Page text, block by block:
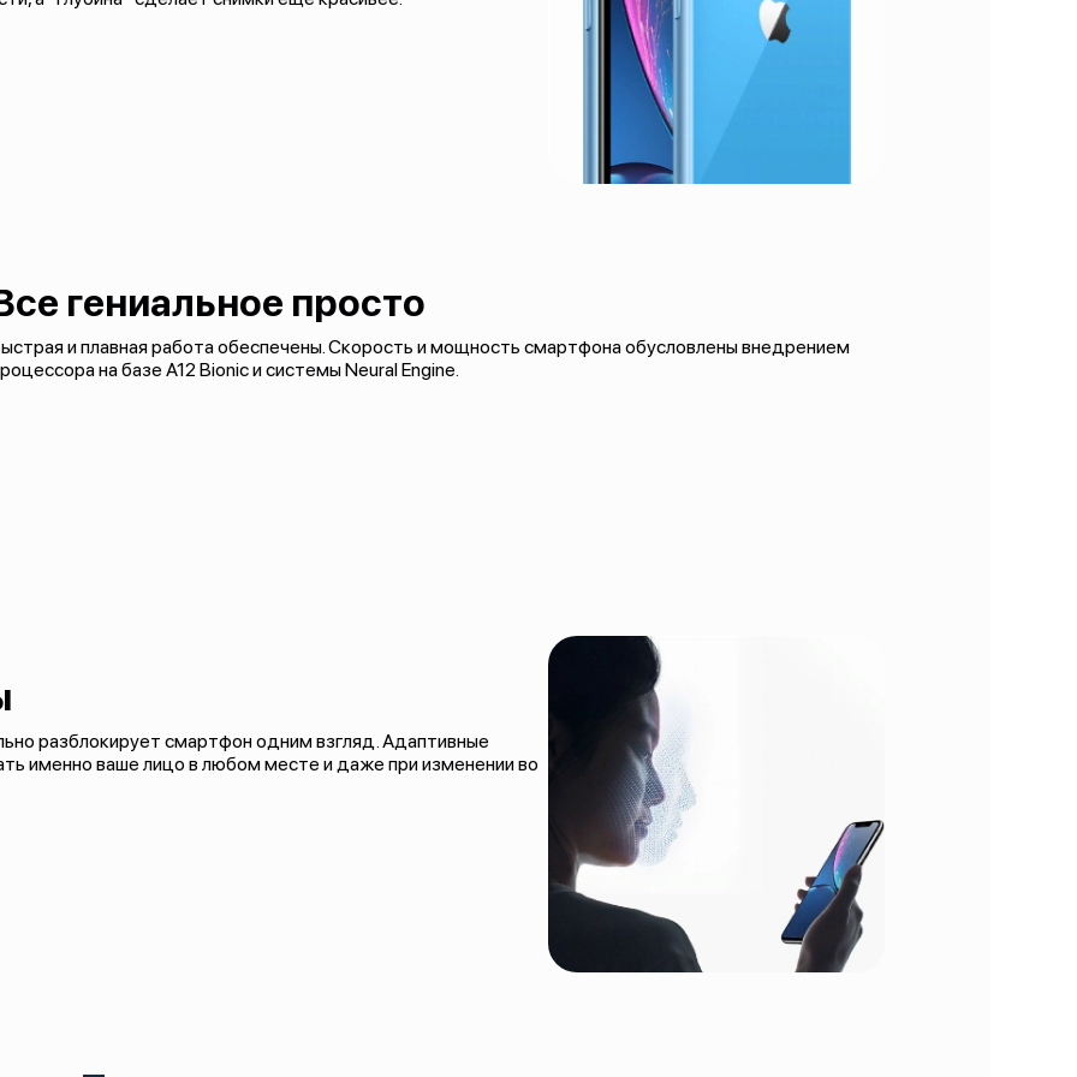
гениальное просто
и плавная работа обеспечены. Скорость и мощность смартфона обусловлены внедрением
на базе A12 Bionic и системы Neural Engine.
разблокирует смартфон одним взгляд. Адаптивные
именно ваше лицо в любом месте и даже при изменении во